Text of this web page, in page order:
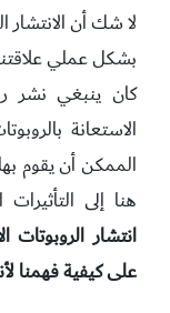
لا شك أن
بشكل عملي
كان ينبغي نشر
الاستعانة
الممكن أن يقوم
هنا إلى التأثيرات
انتشار
على كيفية فهمنا